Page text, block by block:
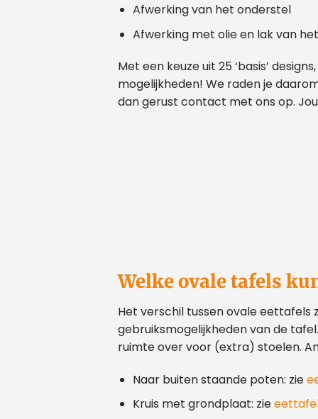
Afwerking van het onderstel
Afwerking met olie en lak van
Met een keuze uit 25 ‘basis’
mogelijkheden! We raden je
dan gerust contact met ons op.
Welke ovale tafels
Het verschil tussen ovale eettafels
gebruiksmogelijkheden van de
ruimte over voor (extra) stoelen.
Naar buiten staande poten: zie
Kruis met grondplaat: zie